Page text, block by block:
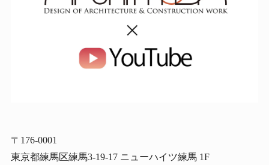
〒176-0001
東京都練馬区練馬3-19-17 ニューハイツ練馬 1F